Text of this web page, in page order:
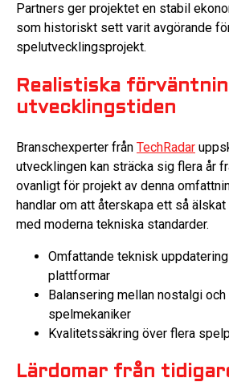
Partners ger projektet en stabil
som historiskt sett varit avgörande
spelutvecklingsprojekt.
Realistiska
utvecklingstiden
Branschexperter från TechRadar
utvecklingen kan sträcka sig flera år
ovanligt för projekt av denna
handlar om att återskapa ett så
med moderna tekniska standarder.
Omfattande teknisk
plattformar
Balansering mellan nostalgi och
spelmekaniker
Kvalitetssäkring över flera
Lärdomar från